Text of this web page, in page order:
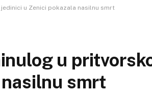
u Zenici pokazala nasilnu smrt
u
smrt